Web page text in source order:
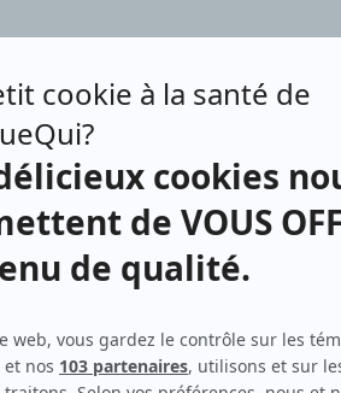
Personnages
Yamaska( Brigitte Nadeau
Colocs.tv
Les poupées russes (Florence Poliquin
Watatatow
Cindy Langelier